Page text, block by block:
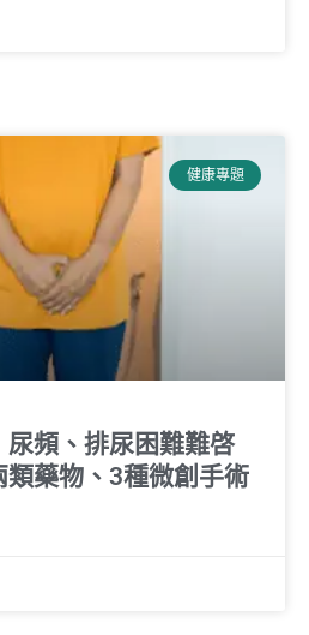
健康專題
尿頻、排尿困難難啓
類藥物、3種微創手術